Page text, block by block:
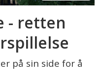
- retten
på sin side for å